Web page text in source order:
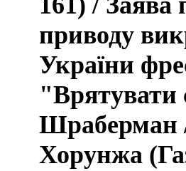
приводу
України
Шраберман
Хорунжа (